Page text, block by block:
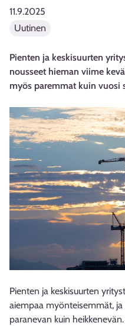
11.9.2025
Uutinen
Pienten ja keskisuurten
nousseet hieman viime
myös paremmat kuin vuosi
Pienten ja keskisuurten
aiempaa myönteisemmät,
paranevan kuin